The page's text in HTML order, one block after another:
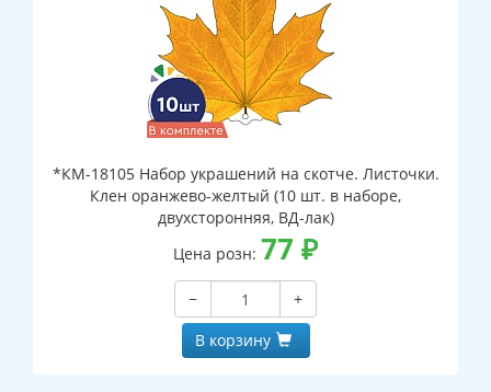
*КМ-18105 Набор украшений на скотче. Листочки.
Клен оранжево-желтый (10 шт. в наборе,
двухсторонняя, ВД-лак)
Цена розн: 77 ₽
−
+
В корзину